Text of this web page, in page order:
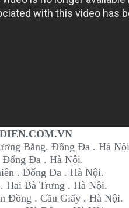
Bằng. Đống Đa . Hà
Đống Đa . Hà Nội.
. Đống Đa . Hà Nội.
Hai Bà Trưng . Hà Nội.
Đồng . Cầu Giấy . Hà Nội.